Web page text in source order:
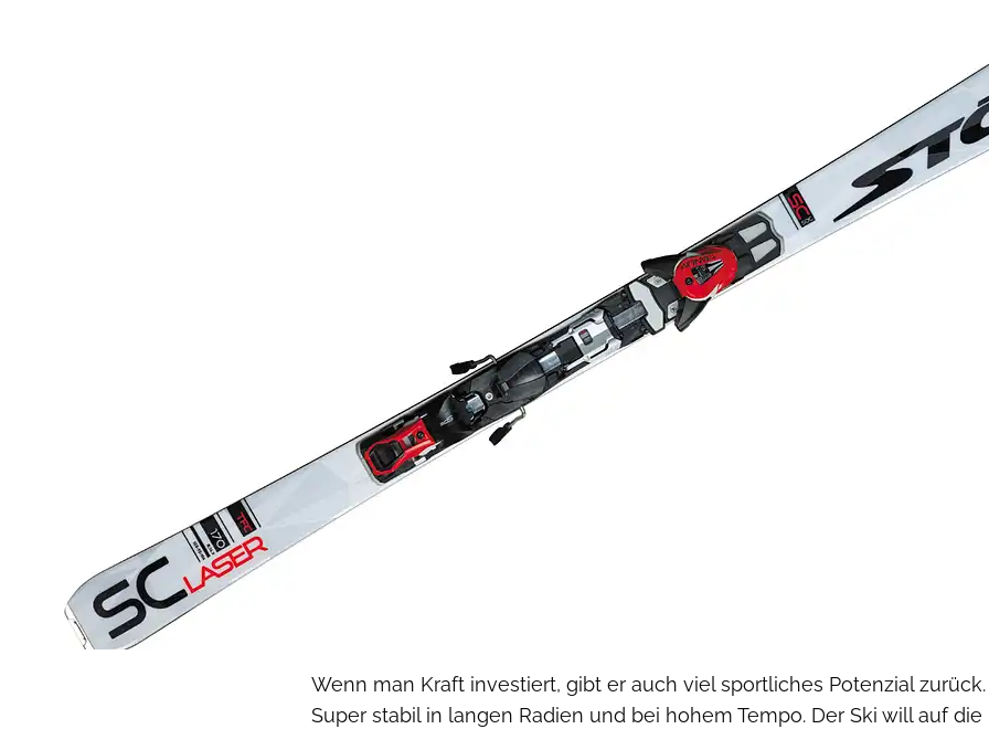
Wenn man Kraft investiert, gibt er auch viel sportliches Potenzial zurück.
Super stabil in langen Radien und bei hohem Tempo. Der Ski will auf die